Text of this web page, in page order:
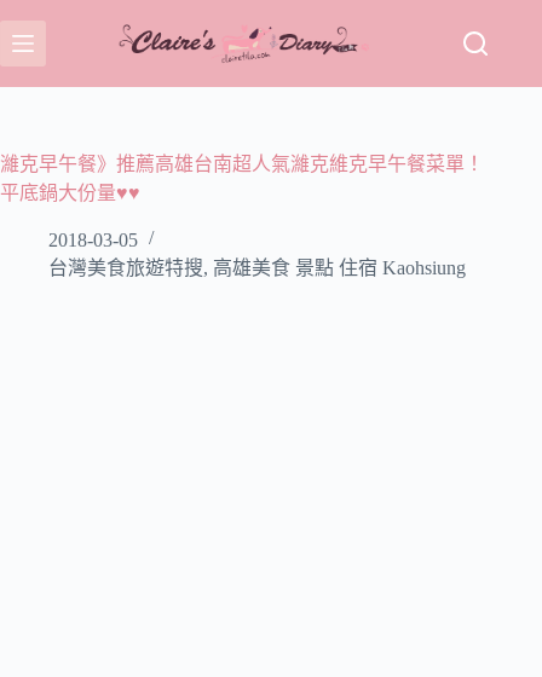
至
主
容
濰克早午餐》推薦高雄台南超人氣濰克維克早午餐菜單！
平底鍋大份量♥♥
2018-03-05
台灣美食旅遊特搜, 高雄美食 景點 住宿 Kaohsiung